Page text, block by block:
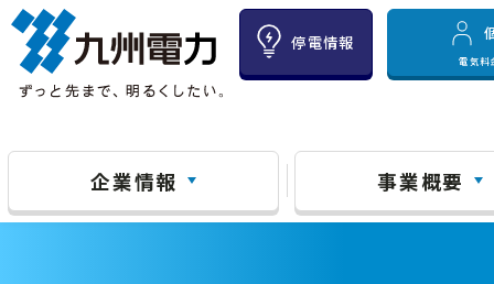
停電情報
電気料
企業情報 事業概要